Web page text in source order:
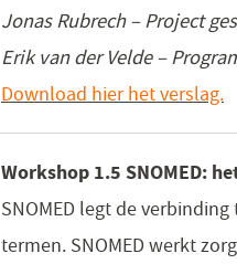
Jonas Rubrech – Project
Erik van der Velde –
Download hier het verslag.
Workshop 1.5 SNOMED:
SNOMED legt de
termen. SNOMED werkt